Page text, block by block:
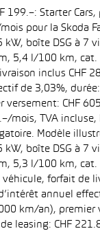
199.–: Starter
pour la Skoda
boîte DSG à 7
5,4 l/100 km, cat.
inclus CHF
de 3,03%,
versement: CHF
mois, TVA incluse,
Modèle
boîte DSG à 7
5,3 l/100 km, cat.
véhicule, forfait de
annuel
km/an), premier
leasing: CHF